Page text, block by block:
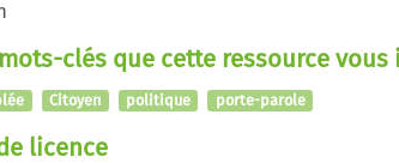
clés que cette ressource vous
Citoyen politique porte-parole
licence